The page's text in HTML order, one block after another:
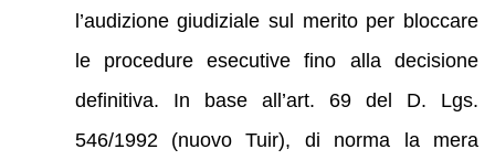
l’audizione giudiziale sul merito per bloccare
le procedure esecutive fino alla decisione
definitiva. In base all’art. 69 del D. Lgs.
546/1992 (nuovo Tuir), di norma la mera